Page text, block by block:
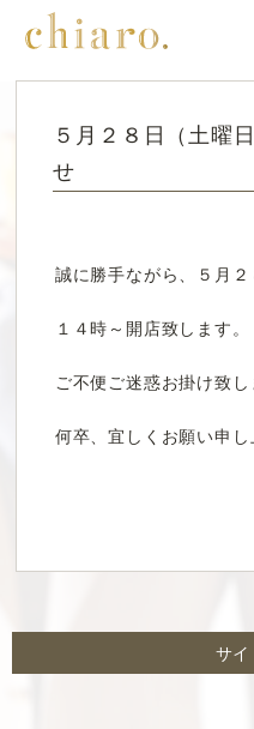
５月２８日（土曜
せ
誠に勝手ながら、５月
１４時～開店致します。
ご不便ご迷惑お掛け致
何卒、宜しくお願い申し
サ